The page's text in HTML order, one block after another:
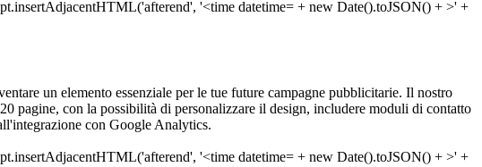
un elemento essenziale per le tue future campagne pubblicitarie. Il nostro
pagine, con la possibilità di personalizzare il design, includere moduli di contatto
con Google Analytics.